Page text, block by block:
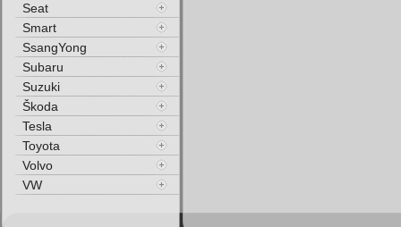
Seat
Smart
SsangYong
Subaru
Suzuki
Škoda
Tesla
Toyota
Volvo
VW